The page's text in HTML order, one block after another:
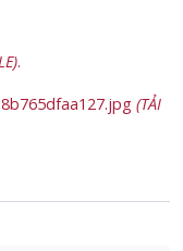
.
(TẢI